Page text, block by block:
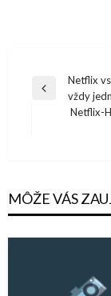
Navigácia
Previous
Netflix
vždy
Netflix-
MÔŽE VÁS